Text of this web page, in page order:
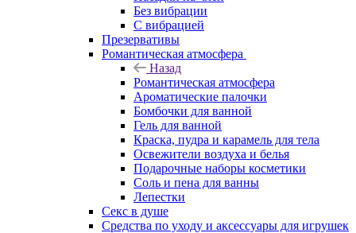
Без вибрации
С вибрацией
Презервативы
Романтическая атмосфера
Назад
Романтическая атмосфера
Ароматические палочки
Бомбочки для ванной
Гель для ванной
Краска, пудра и карамель для тела
Освежители воздуха и белья
Подарочные наборы косметики
Соль и пена для ванны
Лепестки
Секс в душе
Средства по уходу и аксессуары для игрушек